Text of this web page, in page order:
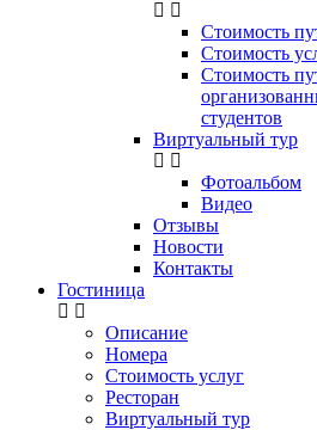
Стоимость
Стоимость
Стоимость
студентов
Виртуальный тур
Фотоальбом
Видео
Отзывы
Новости
Контакты
Гостиница
Описание
Номера
Стоимость услуг
Ресторан
Виртуальный тур